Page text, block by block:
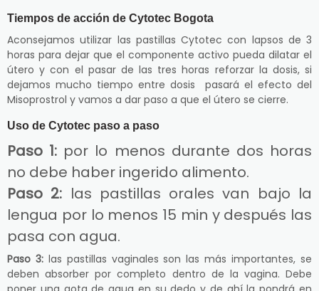
Tiempos de acción de Cytotec Bogota
Aconsejamos utilizar las pastillas Cytotec con lapsos de 3
horas para dejar que el componente activo pueda dilatar el
útero y con el pasar de las tres horas reforzar la dosis, si
dejamos mucho tiempo entre dosis pasará el efecto del
Misoprostrol y vamos a dar paso a que el útero se cierre.
Uso de Cytotec paso a paso
Paso 1: por lo menos durante dos horas
no debe haber ingerido alimento.
Paso 2: las pastillas orales van bajo la
lengua por lo menos 15 min y después las
pasa con agua.
Paso 3:las pastillas vaginales son las más importantes, se
deben absorber por completo dentro de la vagina. Debe